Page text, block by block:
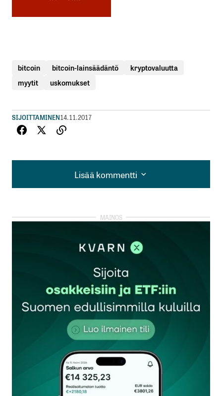
bitcoin bitcoin-lainsäädäntö
kryptovaluutta
myytit
uskomukset
SIJOITTAMINEN14.11.2017
Lisää kommentti
Lisää kommentti
kirjautua
rekisteröityä
Sähköpostiosoitettasi ei julkaista.Pakolliset
kentät on merkitty*
Kommentti*